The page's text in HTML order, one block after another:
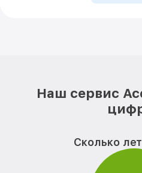
Наш сервис
Сколько